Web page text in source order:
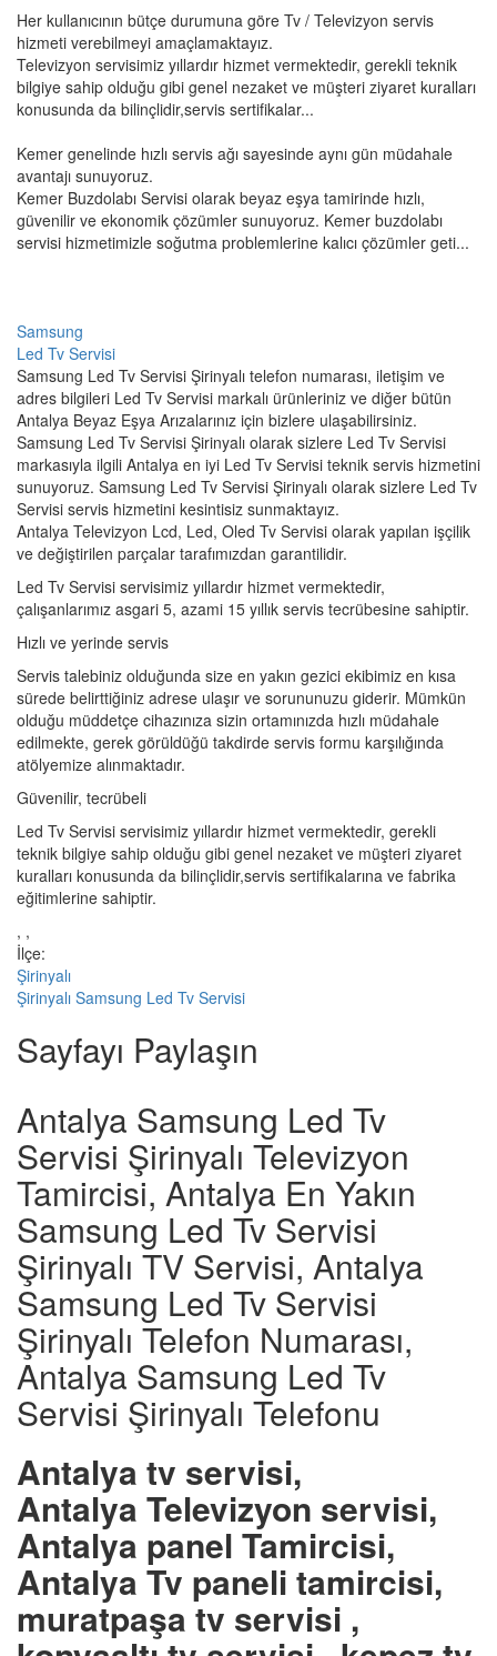
Her kullanıcının bütçe durumuna göre Tv / Televizyon servis
hizmeti verebilmeyi amaçlamaktayız.
Televizyon servisimiz yıllardır hizmet vermektedir, gerekli teknik
bilgiye sahip olduğu gibi genel nezaket ve müşteri ziyaret kuralları
konusunda da bilinçlidir,servis sertifikalar...
Kemer genelinde hızlı servis ağı sayesinde aynı gün müdahale
avantajı sunuyoruz.
Kemer Buzdolabı Servisi olarak beyaz eşya tamirinde hızlı,
güvenilir ve ekonomik çözümler sunuyoruz. Kemer buzdolabı
servisi hizmetimizle soğutma problemlerine kalıcı çözümler geti...
Samsung
Led Tv Servisi
Samsung Led Tv Servisi Şirinyalı telefon numarası, iletişim ve
adres bilgileri Led Tv Servisi markalı ürünleriniz ve diğer bütün
Antalya Beyaz Eşya Arızalarınız için bizlere ulaşabilirsiniz.
Samsung Led Tv Servisi Şirinyalı olarak sizlere Led Tv Servisi
markasıyla ilgili Antalya en iyi Led Tv Servisi teknik servis hizmetini
sunuyoruz. Samsung Led Tv Servisi Şirinyalı olarak sizlere Led Tv
Servisi servis hizmetini kesintisiz sunmaktayız.
Antalya Televizyon Lcd, Led, Oled Tv Servisi olarak yapılan işçilik
ve değiştirilen parçalar tarafımızdan garantilidir.
Led Tv Servisi servisimiz yıllardır hizmet vermektedir,
çalışanlarımız asgari 5, azami 15 yıllık servis tecrübesine sahiptir.
Hızlı ve yerinde servis
Servis talebiniz olduğunda size en yakın gezici ekibimiz en kısa
sürede belirttiğiniz adrese ulaşır ve sorununuzu giderir. Mümkün
olduğu müddetçe cihazınıza sizin ortamınızda hızlı müdahale
edilmekte, gerek görüldüğü takdirde servis formu karşılığında
atölyemize alınmaktadır.
Güvenilir, tecrübeli
Led Tv Servisi servisimiz yıllardır hizmet vermektedir, gerekli
teknik bilgiye sahip olduğu gibi genel nezaket ve müşteri ziyaret
kuralları konusunda da bilinçlidir,servis sertifikalarına ve fabrika
eğitimlerine sahiptir.
, ,
İlçe:
Şirinyalı
Şirinyalı Samsung Led Tv Servisi
Sayfayı Paylaşın
Antalya Samsung Led Tv
Servisi Şirinyalı Televizyon
Tamircisi, Antalya En Yakın
Samsung Led Tv Servisi
Şirinyalı TV Servisi, Antalya
Samsung Led Tv Servisi
Şirinyalı Telefon Numarası,
Antalya Samsung Led Tv
Servisi Şirinyalı Telefonu
Antalya tv servisi,
Antalya Televizyon servisi,
Antalya panel Tamircisi,
Antalya Tv paneli tamircisi,
muratpaşa tv servisi ,